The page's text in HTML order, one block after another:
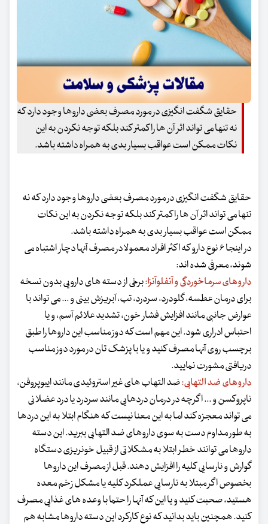
حقایق شگفت انگیزی در مورد مصرف بعضی داروها وجود دارد که
نه تنها می تواند اثر آن ها را کمتر کند بلکه توجه نکردن به این
نکات ممکن است عواقب بسیار بدی به همراه داشته باشد.
حقایق شگفت انگیزی در مورد مصرف بعضی داروها وجود دارد که نه
تنها می تواند اثر آن ها را کمتر کند بلکه توجه نکردن به این نکات
ممکن است عواقب بسیار بدی به همراه داشته باشد.
در اینجا ۶ نوع دارو که اکثر افراد معمولا در مصرف آنها دچار اشتباه می
شوند، معرفی شده اند:
داروهای سرماخوردگی و آنفلوآنزا:برخی از دسته های دارویی بدون نسخه
برای درمان عطسه، گلودرد، سردرد، تب، آبریزش بینی و ... می تواند با
عوارض جانبی مانند افزایش فشار خون، تشدید علائم آسم، و یا
احتباس ادراری شود. این مهم است که دوز مناسب این داروها را طبق
برچسب روی آنها مصرف کنید و یا با پزشک تان در مورد دوز مناسب
دریافتی مشورت نمایید.
داروهای ضد التهابی:ضد التهاب های غیر استروئیدی مانند ایبوپروفن،
ناپروکسن و ... اگرچه در درمان دردهایی مانند سردرد یا درد عضلانی
می تواند معجزه کند اما به این معنا نیست که هنگام ابتلا به این دردها
به طور مداوم دست به سوی داروهای ضد التهابی ببرید. این دسته
داروها می توانند خطر ابتلا به مشکلاتی از قبیل خونریزی دستگاه
گوارش و نارسایی کلیه را افزایش دهند. قبل از مصرف این داروها
بخصوص اگر مبتلا به نارسایی عملکرد کلیه یا مشکل زخم معده
هستید، صحبت کنید و یا این که آنها را حتما با وعده های غذایی مصرف
کنید. همچنین باید بدانید که نوع کارکرد این دسته داروها مشابه هم